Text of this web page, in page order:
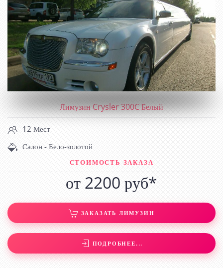
Лимузин Crysler 300C Белый
12 Мест
Салон - Бело-золотой
СТОИМОСТЬ ЗАКАЗА
от 2200 руб*
ЗАКАЗАТЬ ЛИМУЗИН
ПОДРОБНЕЕ...